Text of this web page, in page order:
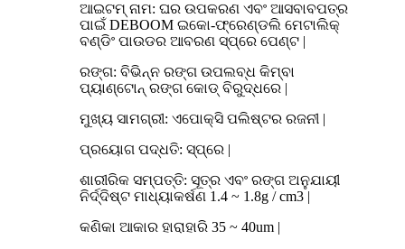
ଆଇଟମ୍ ନାମ: ଘର ଉପକରଣ ଏବଂ ଆସବାବପତ୍ର
ପାଇଁ DEBOOM ଇକୋ-ଫ୍ରେଣ୍ଡଲି ମେଟାଲିକ୍
ବଣ୍ଡିଂ ପାଉଡର ଆବରଣ ସ୍ପ୍ରେ ପେଣ୍ଟ |
ରଙ୍ଗ: ବିଭିନ୍ନ ରଙ୍ଗ ଉପଲବ୍ଧ କିମ୍ବା
ପ୍ୟାଣ୍ଟୋନ୍ ରଙ୍ଗ କୋଡ୍ ବିରୁଦ୍ଧରେ |
ମୁଖ୍ୟ ସାମଗ୍ରୀ: ଏପୋକ୍ସି ପଲିଷ୍ଟର ରଜନୀ |
ପ୍ରୟୋଗ ପଦ୍ଧତି: ସ୍ପ୍ରେ |
ଶାରୀରିକ ସମ୍ପତ୍ତି: ସୂତ୍ର ଏବଂ ରଙ୍ଗ ଅନୁଯାୟୀ
ନିର୍ଦ୍ଦିଷ୍ଟ ମାଧ୍ୟାକର୍ଷଣ 1.4 ~ 1.8g / cm3 |
କଣିକା ଆକାର ହାରାହାରି 35 ~ 40um |